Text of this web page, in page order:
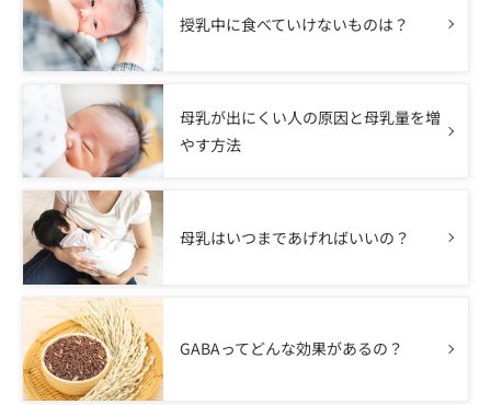
授乳中に食べていけないものは？
母乳が出にくい人の原因と母乳量を増
やす方法
母乳はいつまであげればいいの？
GABAってどんな効果があるの？